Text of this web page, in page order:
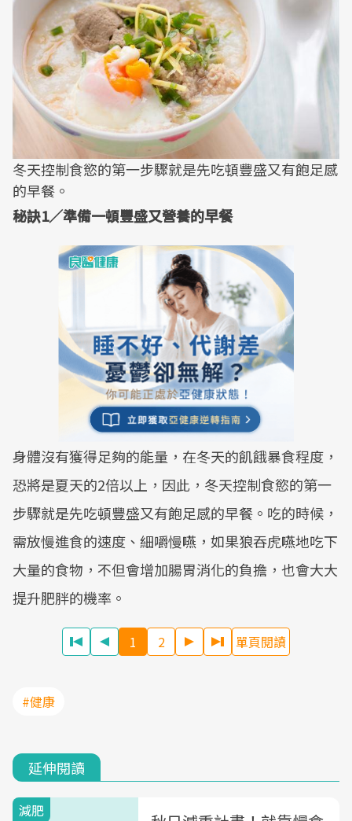
冬天控制食慾的第一步驟就是先吃頓豐盛又有飽足感
的早餐。
秘訣1／準備一頓豐盛又營養的早餐
身體沒有獲得足夠的能量，在冬天的飢餓暴食程度，
恐將是夏天的2倍以上，因此，冬天控制食慾的第一
步驟就是先吃頓豐盛又有飽足感的早餐。吃的時候，
需放慢進食的速度、細嚼慢嚥，如果狼吞虎嚥地吃下
大量的食物，不但會增加腸胃消化的負擔，也會大大
提升肥胖的機率。
1 2 單頁閱讀
#健康
延伸閱讀
減肥